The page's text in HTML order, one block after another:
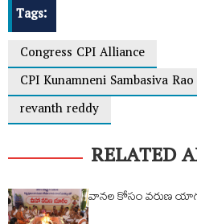
Tags:
Congress CPI Alliance
CPI Kunamneni Sambasiva Rao
revanth reddy
RELATED
వానల కోసం వరుణ